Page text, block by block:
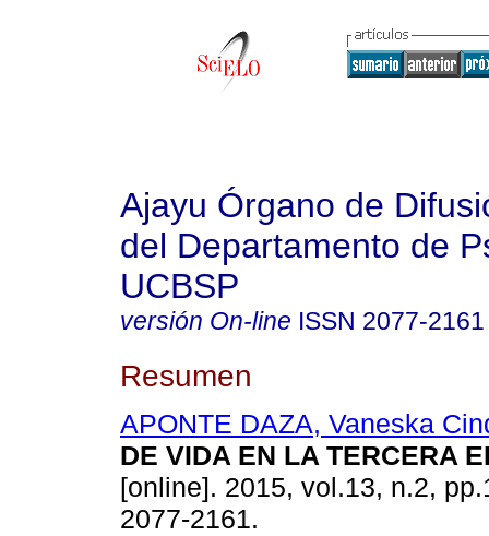
Ajayu Órgano de
del Departamento de
UCBSP
versión On-line ISSN 2077-2161
Resumen
APONTE DAZA, Vaneska
DE VIDA EN LA TERCERA
[online]. 2015, vol.13, n.2,
2077-2161.